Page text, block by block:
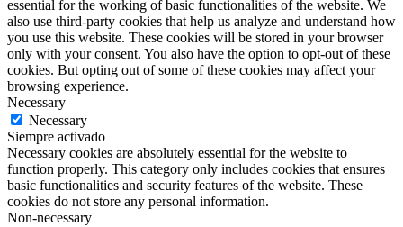
essential for the working of basic functionalities of the website. We
also use third-party cookies that help us analyze and understand how
you use this website. These cookies will be stored in your browser
only with your consent. You also have the option to opt-out of these
cookies. But opting out of some of these cookies may affect your
browsing experience.
Necessary
Necessary
Siempre activado
Necessary cookies are absolutely essential for the website to
function properly. This category only includes cookies that ensures
basic functionalities and security features of the website. These
cookies do not store any personal information.
Non-necessary